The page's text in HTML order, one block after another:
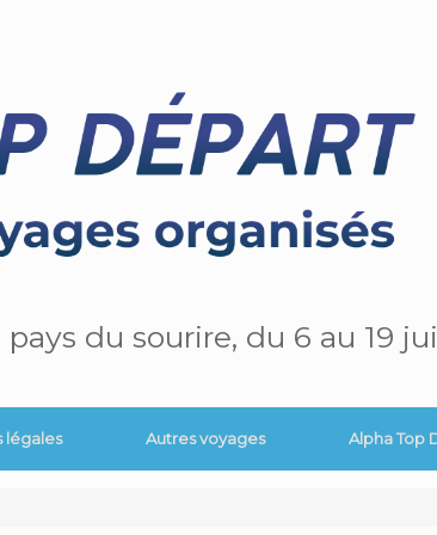
pays du sourire, du 6 au 19
légales Autres voyages Alpha Top